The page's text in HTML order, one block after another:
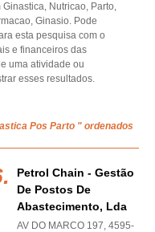
Nutricao, Parto,
Ginasio. Pode
esta pesquisa com o
e financeiros das
uma atividade ou
esses resultados.
Pos Parto " ordenados
Petrol Chain - Gestão
De Postos De
Abastecimento, Lda
AV DO MARCO 197, 4595-